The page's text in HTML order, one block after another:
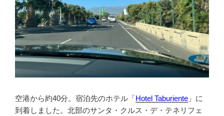
空港から約40分。宿泊先のホテル「Hotel Taburiente 」に
到着しました。北部のサンタ・クルス・デ・テネリフェ